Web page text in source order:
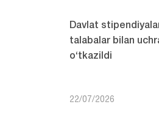
Davlat
talabalar bilan
o‘tkazildi
22/07/2026